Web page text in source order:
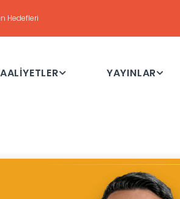
Toplantısı - 21 Temmuz 2026
YAYINLAR